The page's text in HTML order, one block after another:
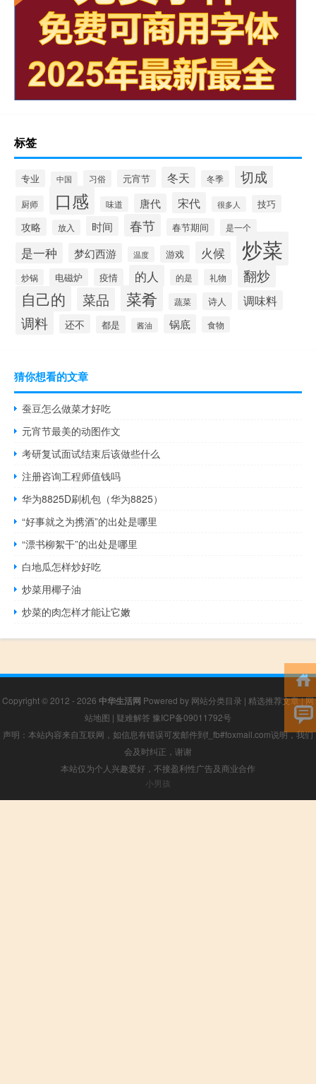
标签
专业 中国 习俗 元宵节 冬天 冬季 切成
厨师 口感 味道 唐代 宋代 很多人 技巧
攻略 放入 时间 春节 春节期间 是一个
是一种 梦幻西游 温度 游戏 火候 炒菜
炒锅 电磁炉 疫情 的人 的是 礼物 翻炒
自己的 菜品 菜肴 蔬菜 诗人 调味料
调料 还不 都是 酱油 锅底 食物
猜你想看的文章
蚕豆怎么做菜才好吃
元宵节最美的动图作文
考研复试面试结束后该做些什么
注册咨询工程师值钱吗
华为8825D刷机包（华为8825）
“好事就之为携酒”的出处是哪里
“漂书柳絮干”的出处是哪里
白地瓜怎样炒好吃
炒菜用椰子油
炒菜的肉怎样才能让它嫩
Copyright © 2012 - 2026 中华生活网 Powered by 网站分类目录 | 精选推荐文章|网
站地图 | 疑难解答 豫ICP备09011792号
声明：本站内容来自互联网，如信息有错误可发邮件到f_fb#foxmail.com说明，我们
会及时纠正，谢谢
本站仅为个人兴趣爱好，不接盈利性广告及商业合作
小男孩